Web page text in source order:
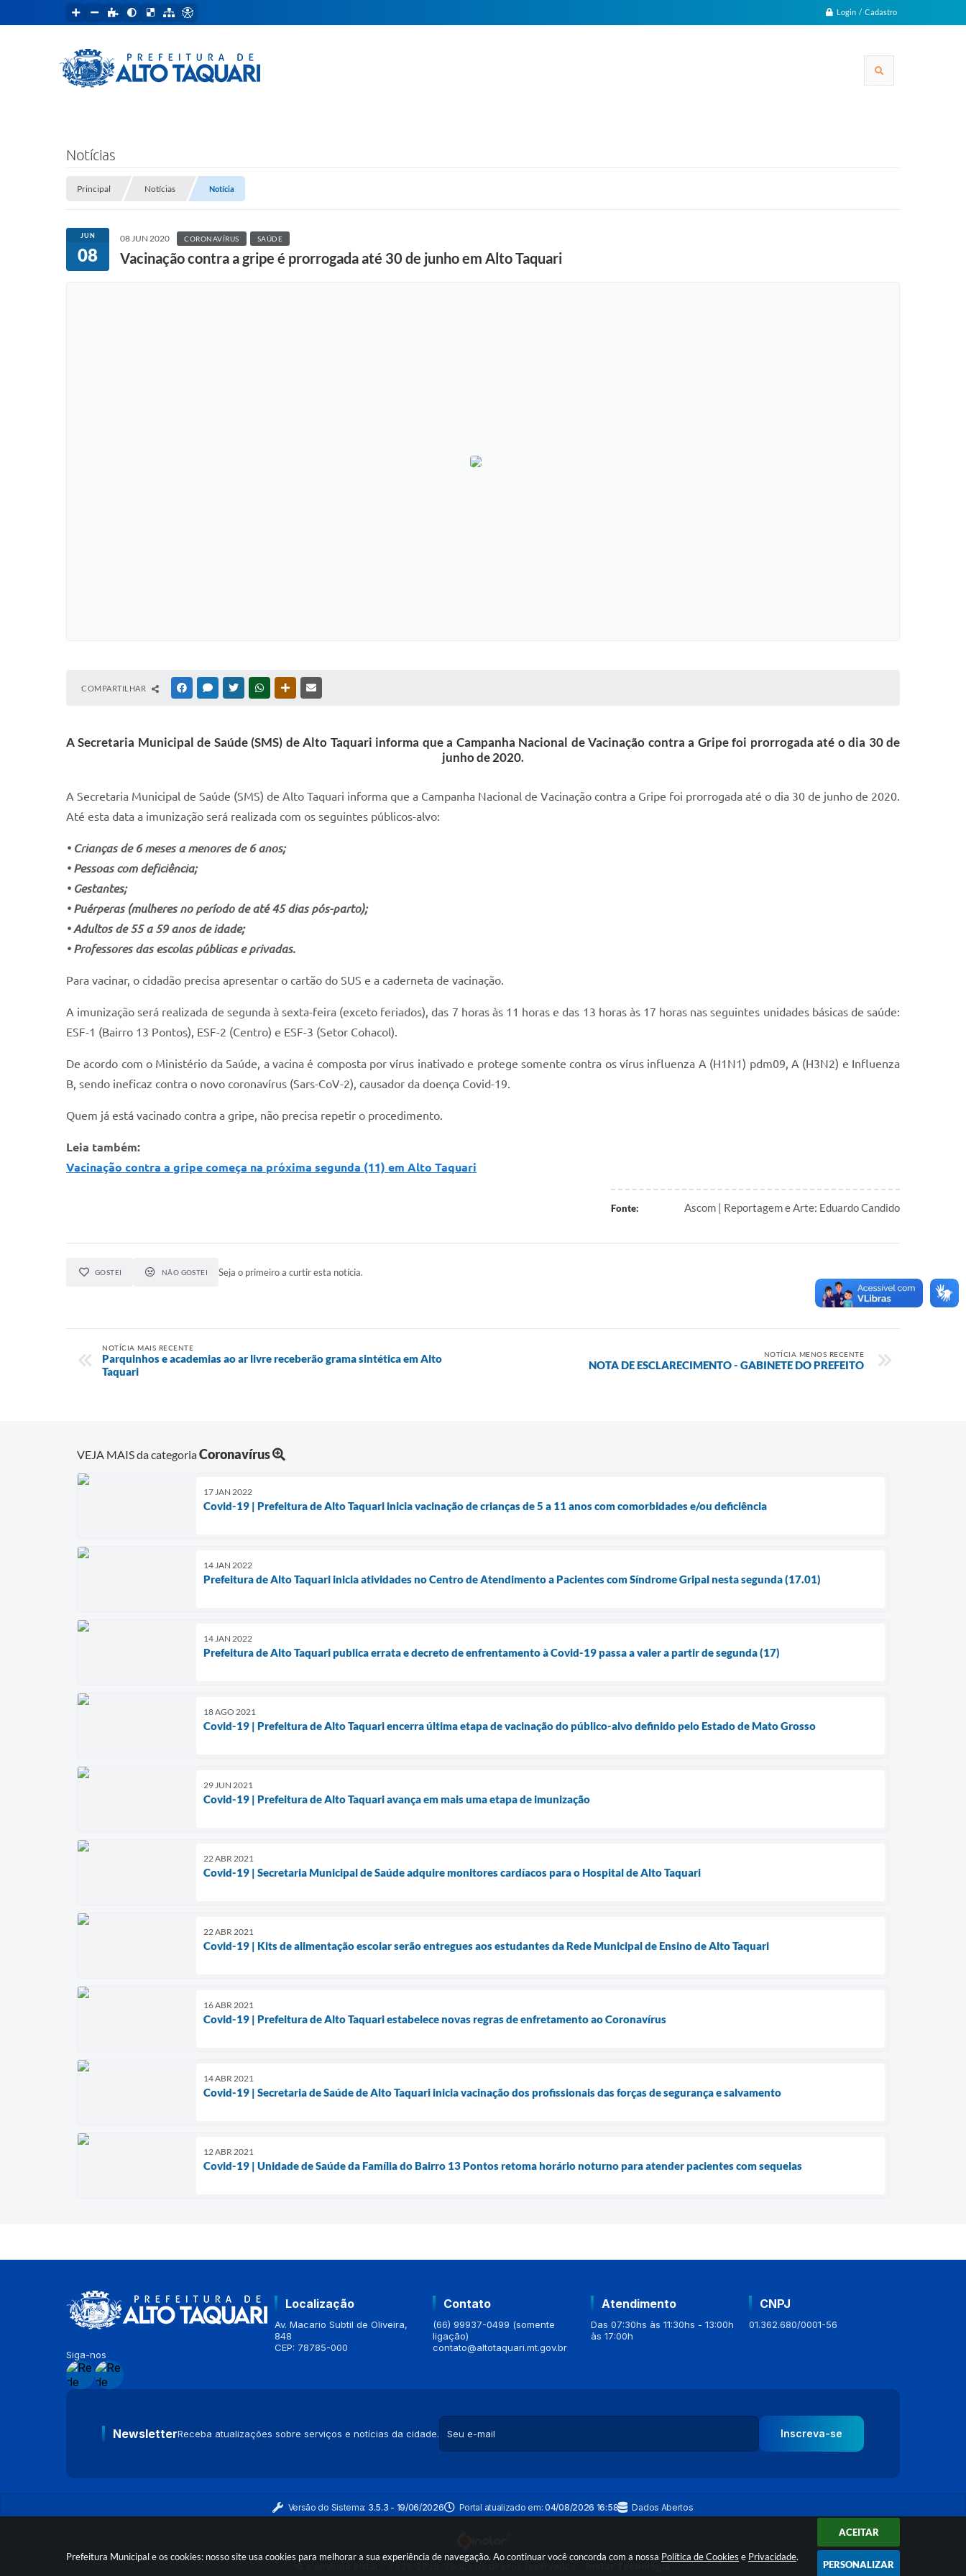
Prefeitura Municipal e os cookies: nosso site usa cookies para melhorar a sua experiência de navegação. Ao continuar você concorda com a nossa Política de Cookies e Privacidade.
ACEITAR
PERSONALIZAR
Login / Cadastro
Notícias
Principal Notícias Notícia
JUN
08
08 JUN 2020 CORONAVÍRUS SAÚDE
Vacinação contra a gripe é prorrogada até 30 de junho em Alto Taquari
COMPARTILHAR FACEBOOKMESSENGER
TWITTERWHATSAPPOUTRAS MÍDIAS
A Secretaria Municipal de Saúde (SMS) de Alto Taquari informa que a Campanha Nacional de Vacinação contra a Gripe foi prorrogada até o dia 30 de
junho de 2020.
A Secretaria Municipal de Saúde (SMS) de Alto Taquari informa que a Campanha Nacional de Vacinação contra a Gripe foi prorrogada até o dia 30 de junho de 2020.
Até esta data a imunização será realizada com os seguintes públicos-alvo:
• Crianças de 6 meses a menores de 6 anos;
• Pessoas com deficiência;
• Gestantes;
• Puérperas (mulheres no período de até 45 dias pós-parto);
• Adultos de 55 a 59 anos de idade;
• Professores das escolas públicas e privadas.
Para vacinar, o cidadão precisa apresentar o cartão do SUS e a caderneta de vacinação.
A imunização será realizada de segunda à sexta-feira (exceto feriados), das 7 horas às 11 horas e das 13 horas às 17 horas nas seguintes unidades básicas de saúde:
ESF-1 (Bairro 13 Pontos), ESF-2 (Centro) e ESF-3 (Setor Cohacol).
De acordo com o Ministério da Saúde, a vacina é composta por vírus inativado e protege somente contra os vírus influenza A (H1N1) pdm09, A (H3N2) e Influenza
B, sendo ineficaz contra o novo coronavírus (Sars-CoV-2), causador da doença Covid-19.
Quem já está vacinado contra a gripe, não precisa repetir o procedimento.
Leia também:
Vacinação contra a gripe começa na próxima segunda (11) em Alto Taquari
Fonte: Ascom | Reportagem e Arte: Eduardo Candido
GOSTEI NÃO GOSTEI Seja o primeiro a curtir esta notícia.
NOTÍCIA MAIS RECENTE
Parquinhos e academias ao ar livre receberão grama sintética em Alto
Taquari
NOTÍCIA MENOS RECENTE
NOTA DE ESCLARECIMENTO - GABINETE DO PREFEITO
VEJA MAIS da categoriaCoronavírus
17 JAN 2022
Covid-19 | Prefeitura de Alto Taquari inicia vacinação de crianças de 5 a 11 anos com comorbidades e/ou deficiência
14 JAN 2022
Prefeitura de Alto Taquari inicia atividades no Centro de Atendimento a Pacientes com Síndrome Gripal nesta segunda (17.01)
14 JAN 2022
Prefeitura de Alto Taquari publica errata e decreto de enfrentamento à Covid-19 passa a valer a partir de segunda (17)
18 AGO 2021
Covid-19 | Prefeitura de Alto Taquari encerra última etapa de vacinação do público-alvo definido pelo Estado de Mato Grosso
29 JUN 2021
Covid-19 | Prefeitura de Alto Taquari avança em mais uma etapa de imunização
22 ABR 2021
Covid-19 | Secretaria Municipal de Saúde adquire monitores cardíacos para o Hospital de Alto Taquari
22 ABR 2021
Covid-19 | Kits de alimentação escolar serão entregues aos estudantes da Rede Municipal de Ensino de Alto Taquari
16 ABR 2021
Covid-19 | Prefeitura de Alto Taquari estabelece novas regras de enfretamento ao Coronavírus
14 ABR 2021
Covid-19 | Secretaria de Saúde de Alto Taquari inicia vacinação dos profissionais das forças de segurança e salvamento
12 ABR 2021
Covid-19 | Unidade de Saúde da Família do Bairro 13 Pontos retoma horário noturno para atender pacientes com sequelas
Siga-nos
Localização
Av. Macario Subtil de Oliveira,
848
CEP: 78785-000
Contato
(66) 99937-0499 (somente
ligação)
contato@altotaquari.mt.gov.br
Atendimento
Das 07:30hs às 11:30hs - 13:00h
às 17:00h
CNPJ
01.362.680/0001-56
NewsletterReceba atualizações sobre serviços e notícias da cidade. Inscreva-se
Versão do Sistema: 3.5.3 - 19/06/2026 Portal atualizado em:04/08/2026 16:58 Dados Abertos